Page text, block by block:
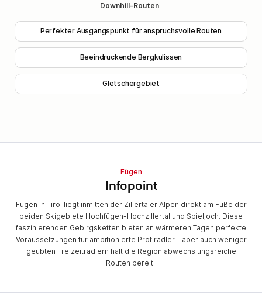
Downhill-Routen.
Perfekter Ausgangspunkt für anspruchsvolle Routen
Beeindruckende Bergkulissen
Gletschergebiet
Fügen
Infopoint
Fügen in Tirol liegt inmitten der Zillertaler Alpen direkt am Fuße der
beiden Skigebiete Hochfügen-Hochzillertal und Spieljoch. Diese
faszinierenden Gebirgsketten bieten an wärmeren Tagen perfekte
Voraussetzungen für ambitionierte Profiradler – aber auch weniger
geübten Freizeitradlern hält die Region abwechslungsreiche
Routen bereit.